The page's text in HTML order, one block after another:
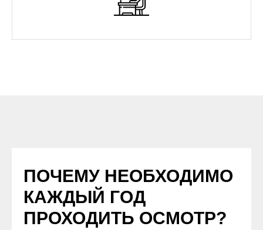
ПОЧЕМУ НЕОБХОДИМО
КАЖДЫЙ ГОД
ПРОХОДИТЬ ОСМОТР?